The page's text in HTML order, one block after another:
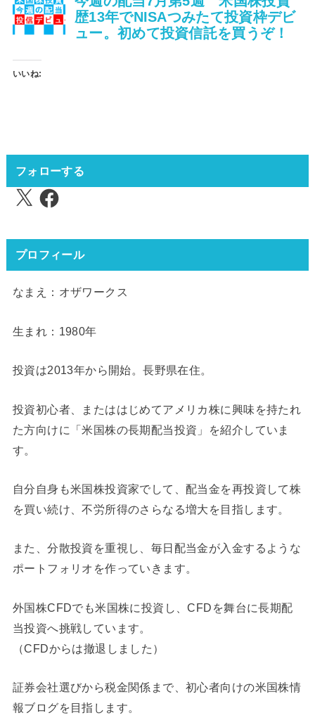
いいね:
フォローする
X Facebook
プロフィール
なまえ：オザワークス
生まれ：1980年
投資は2013年から開始。長野県在住。
投資初心者、またははじめてアメリカ株に興味を持たれ
た方向けに「米国株の長期配当投資」を紹介していま
す。
自分自身も米国株投資家でして、配当金を再投資して株
を買い続け、不労所得のさらなる増大を目指します。
また、分散投資を重視し、毎日配当金が入金するような
ポートフォリオを作っていきます。
外国株CFDでも米国株に投資し、CFDを舞台に長期配
当投資へ挑戦しています。
（CFDからは撤退しました）
証券会社選びから税金関係まで、初心者向けの米国株情
報ブログを目指します。